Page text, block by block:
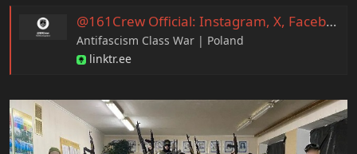
@161Crew Official: Instagram, X, Facebook | Linktree
Antifascism Class War | Poland
linktr.ee